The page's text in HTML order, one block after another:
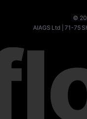
©
AIAGS Ltd | 71-75